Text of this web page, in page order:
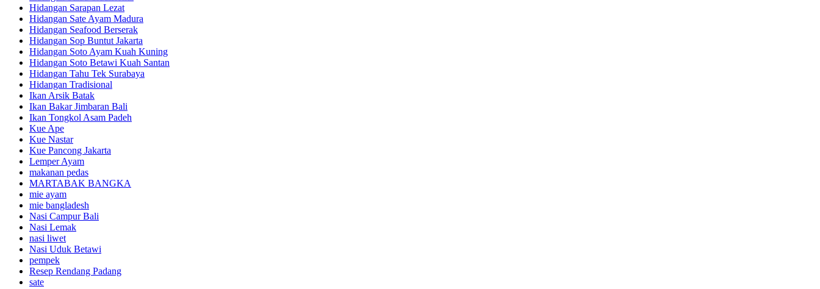
Hidangan Sarapan Lezat
Hidangan Sate Ayam Madura
Hidangan Seafood Berserak
Hidangan Sop Buntut Jakarta
Hidangan Soto Ayam Kuah Kuning
Hidangan Soto Betawi Kuah Santan
Hidangan Tahu Tek Surabaya
Hidangan Tradisional
Ikan Arsik Batak
Ikan Bakar Jimbaran Bali
Ikan Tongkol Asam Padeh
Kue Ape
Kue Nastar
Kue Pancong Jakarta
Lemper Ayam
makanan pedas
MARTABAK BANGKA
mie ayam
mie bangladesh
Nasi Campur Bali
Nasi Lemak
nasi liwet
Nasi Uduk Betawi
pempek
Resep Rendang Padang
sate